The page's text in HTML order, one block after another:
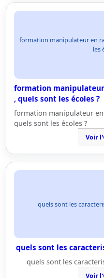
formation manipulateur en
les
formation
, quels sont les écoles ?
formation manipulateur
quels sont les écoles ?
Voir
quels sont les
quels sont les
quels sont les
Voir